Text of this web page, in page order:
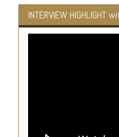
INTERVIEW HIGHLIGHT